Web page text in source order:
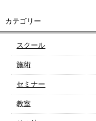
カテゴリー
スクール
施術
セミナー
教室